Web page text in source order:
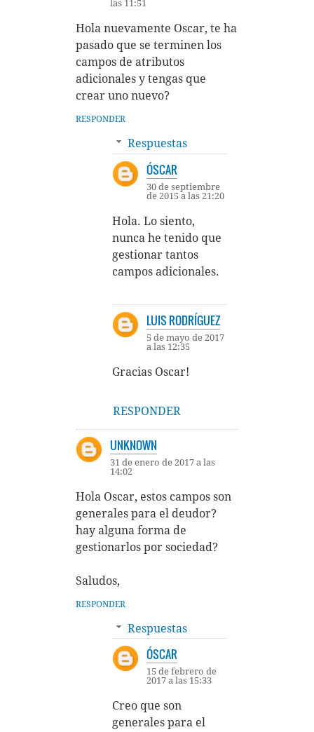
las 11:51
Hola nuevamente Oscar, te ha
pasado que se terminen los
campos de atributos
adicionales y tengas que
crear uno nuevo?
RESPONDER
Respuestas
ÓSCAR
30 de septiembre
de 2015 a las 21:20
Hola. Lo siento,
nunca he tenido que
gestionar tantos
campos adicionales.
LUIS RODRÍGUEZ
5 de mayo de 2017
a las 12:35
Gracias Oscar!
RESPONDER
UNKNOWN
31 de enero de 2017 a las
14:02
Hola Oscar, estos campos son
generales para el deudor?
hay alguna forma de
gestionarlos por sociedad?
Saludos,
RESPONDER
Respuestas
ÓSCAR
15 de febrero de
2017 a las 15:33
Creo que son
generales para el